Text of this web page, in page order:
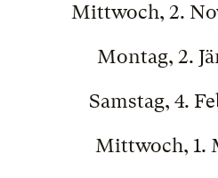
Mittwoch, 2.
Montag, 2.
Samstag, 4.
Mittwoch, 1.